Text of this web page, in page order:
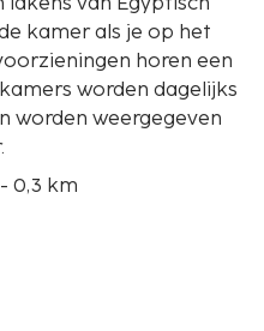
kamer als je op het
horen een
worden dagelijks
worden weergegeven
0,3 km